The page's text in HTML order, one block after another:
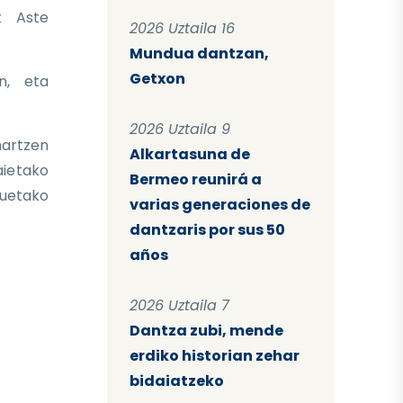
Aste
eta
2026 Uztaila 16
Mundua dantzan,
Getxon
2026 Uztaila 9
Alkartasuna de
Bermeo reunirá a
varias generaciones de
dantzaris por sus 50
años
2026 Uztaila 7
Dantza zubi, mende
erdiko historian zehar
bidaiatzeko